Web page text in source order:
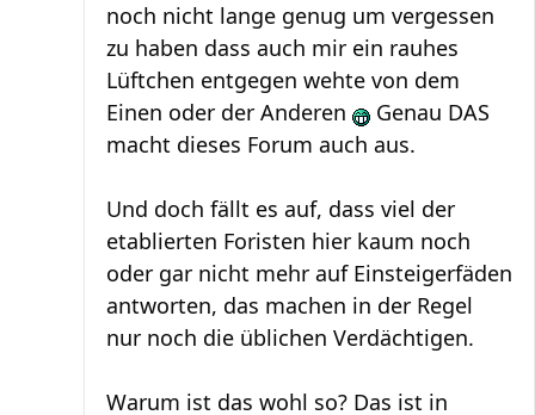
noch nicht lange genug um vergessen
zu haben dass auch mir ein rauhes
Lüftchen entgegen wehte von dem
Einen oder der Anderen
Genau DAS
macht dieses Forum auch aus.
Und doch fällt es auf, dass viel der
etablierten Foristen hier kaum noch
oder gar nicht mehr auf Einsteigerfäden
antworten, das machen in der Regel
nur noch die üblichen Verdächtigen.
Warum ist das wohl so? Das ist in